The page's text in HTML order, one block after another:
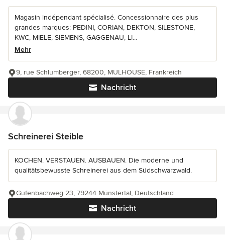
Magasin indépendant spécialisé. Concessionnaire des plus
grandes marques: PEDINI, CORIAN, DEKTON, SILESTONE,
KWC, MIELE, SIEMENS, GAGGENAU, LI...
Mehr
Nachricht
9, rue Schlumberger, 68200, MULHOUSE, Frankreich
Schreinerei Steible
KOCHEN. VERSTAUEN. AUSBAUEN. Die moderne und
qualitätsbewusste Schreinerei aus dem Südschwarzwald.
Nachricht
Gufenbachweg 23, 79244 Münstertal, Deutschland